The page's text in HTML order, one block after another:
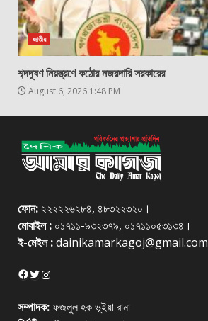
জাতীয়
শব্দদূষণ নিয়ন্ত্রণে কঠোর নজরদারি সরকারের
August 6, 2026 1:48 PM
ফোন: ২২২২২৬২৮৪, ৪৮৩২২৩২০।
মোবাইল : ০১৭১১-৯৩২৩৭৯, ০১৭১১০৫৩১৩৪।
ই-মেইল :dainikamarkagoj@gmail.com
Facebook
Twitter
Instagram
সম্পাদক:ফজলুল হক ভূইয়া রানা